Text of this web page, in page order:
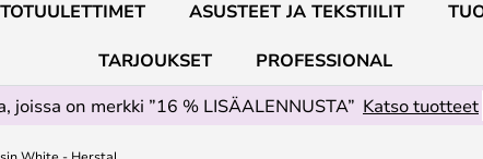
ASUSTEET JA TEKSTIILIT
TARJOUKSET
PROFESSIONAL
joissa on merkki ”16 % LISÄALENNUSTA” Katso tuotteet
White - Herstal